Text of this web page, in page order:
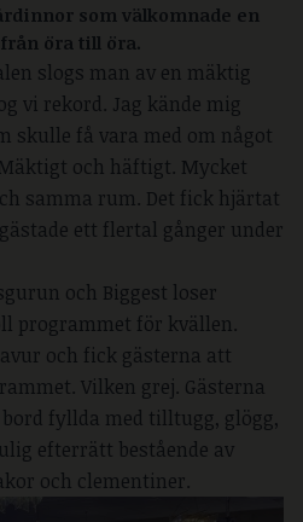
som välkomnade en
öra till öra.
slogs man av en mäktig
vi rekord. Jag kände mig
skulle få vara med om något
och häftigt. Mycket
samma rum. Det fick hjärtat
ett flertal gånger under
och Biggest loser
programmet för kvällen.
och fick gästerna att
Vilken grej. Gästerna
fyllda med tilltugg, glögg,
efterrätt bestående av
och clementiner.